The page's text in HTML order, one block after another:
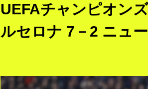
UEFAチャンピオン
ルセロナ 7－2 ニュ